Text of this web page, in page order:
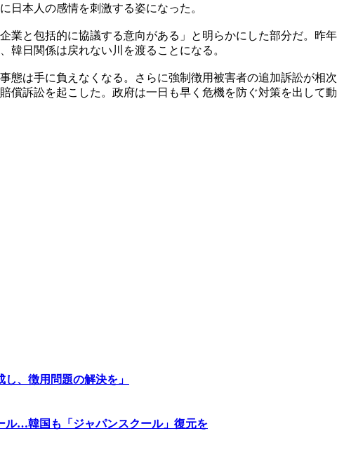
日本人の感情を刺激する姿になった。
と包括的に協議する意向がある」と明らかにした部分だ。昨
韓日関係は戻れない川を渡ることになる。
態は手に負えなくなる。さらに強制徴用被害者の追加訴訟が相
訴訟を起こした。政府は一日も早く危機を防ぐ対策を出して動
、徴用問題の解決を」
ル…韓国も「ジャパンスクール」復元を